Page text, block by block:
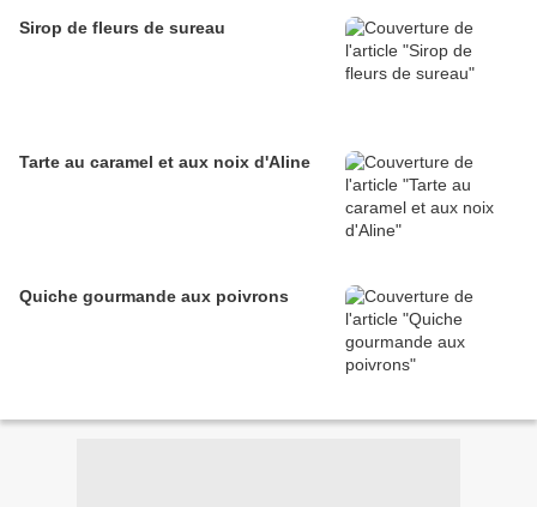
Sirop de fleurs de sureau
Tarte au caramel et aux noix d'Aline
Quiche gourmande aux poivrons